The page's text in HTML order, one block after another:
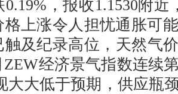
，报收1.1530附近
上涨令人担忧通胀可
及纪录高位，天然气
ZEW经济景气指数连续
大大低于预期，供应瓶